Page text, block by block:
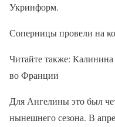
Укринформ.
Соперницы провели на
Читайте также:
во Франции
Для Ангелины это был
нынешнего сезона. В